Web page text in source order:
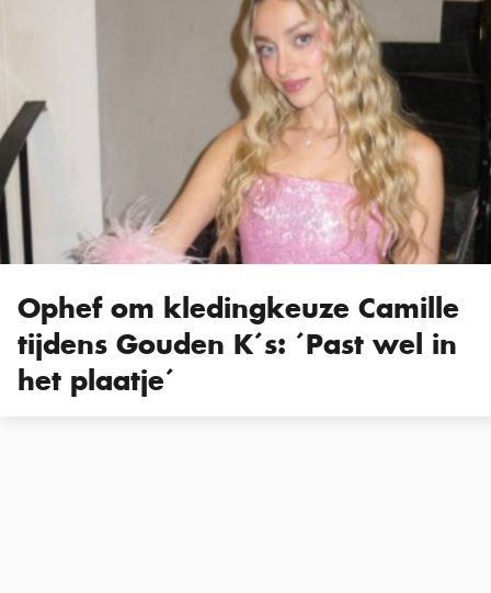
Ophef om kledingkeuze Camille
tijdens Gouden K´s: ´Past wel in
het plaatje´